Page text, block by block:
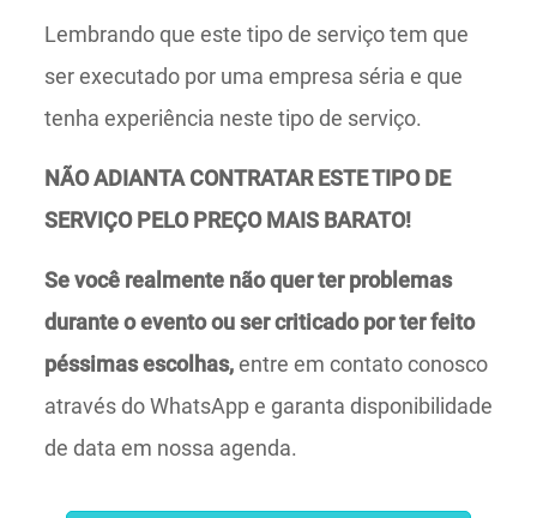
Lembrando que este tipo de serviço tem que
ser executado por uma empresa séria e que
tenha experiência neste tipo de serviço.
NÃO ADIANTA CONTRATAR ESTE TIPO DE
SERVIÇO PELO PREÇO MAIS BARATO!
Se você realmente não quer ter problemas
durante o evento ou ser criticado por ter feito
péssimas escolhas,entre em contato conosco
através do WhatsApp e garanta disponibilidade
de data em nossa agenda.